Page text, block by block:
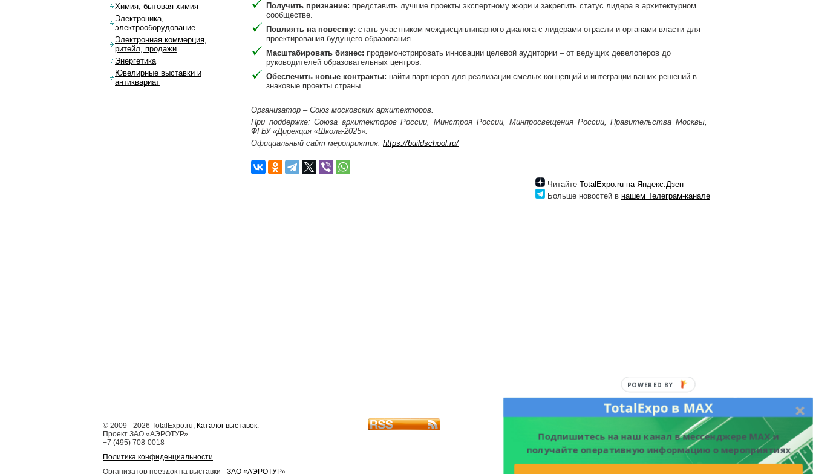
Получить признание: представить лучшие проекты экспертному жюри и закрепить статус лидера в архитектурном
сообществе.
Повлиять на повестку: стать участником междисциплинарного диалога с лидерами отрасли и органами власти для
проектирования будущего образования.
Масштабировать бизнес: продемонстрировать инновации целевой аудитории – от ведущих девелоперов до
руководителей образовательных центров.
Обеспечить новые контракты: найти партнеров для реализации смелых концепций и интеграции ваших решений в
знаковые проекты страны.
Организатор – Союз московских архитекторов.
При поддержке: Союза архитекторов России, Минстроя России, Минпросвещения России, Правительства Москвы,
ФГБУ «Дирекция «Школа-2025».
Официальный сайт мероприятия: https://buildschool.ru/
Читайте TotalExpo.ru на Яндекс.Дзен
Больше новостей в нашем Телеграм-канале
Химия, бытовая химия
Электроника,
электрооборудование
Электронная коммерция,
ритейл, продажи
Энергетика
Ювелирные выставки и
антиквариат
© 2009 - 2026 TotalExpo.ru, Каталог выставок.
Проект ЗАО «АЭРОТУР»
+7 (495) 708-0018
Политика конфиденциальности
Организатор поездок на выставки - ЗАО «АЭРОТУР»
TotalExpo в MAX
Подпишитесь на наш канал в мессенджере MAX и
получайте оперативную информацию о мероприятиях